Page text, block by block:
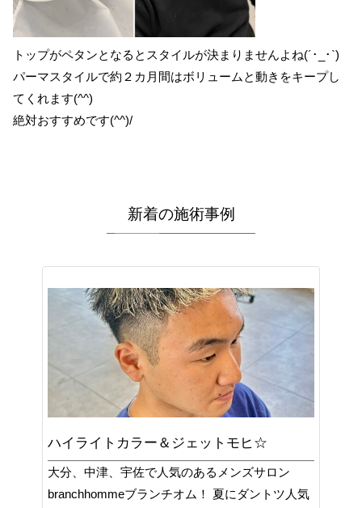
トップがペタンとなるとスタイルが決まりませんよね(´･_･`)
パーマスタイルで約２カ月間はボリュームと動きをキープし
てくれます(^^)
絶対おすすめです(^^)/
新着の施術事例
ハイライトカラー＆ジェットモヒ☆
大分、中津、宇佐で人気のあるメンズサロン
branchhommeブランチオム！ 夏にダントツ人気